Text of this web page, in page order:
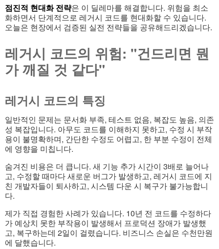
점진적 현대화 전략은 이 딜레마를 해결합니다. 위험을 최소
화하면서 단계적으로 레거시 코드를 현대화할 수 있습니다.
오늘은 현장에서 검증된 실전 전략들을 공유해드리겠습니다.
레거시 코드의 위험: "건드리면 뭔
가 깨질 것 같다"
레거시 코드의 특징
일반적인 문제는 문서화 부족, 테스트 없음, 복잡도 높음, 의존
성 복잡입니다. 아무도 코드를 이해하지 못하고, 수정 시 부작
용이 불명확하며, 간단한 수정도 어렵고, 한 부분 수정이 전체
에 영향을 미칩니다.
숨겨진 비용은 더 큽니다. 새 기능 추가 시간이 3배로 늘어나
고, 수정할 때마다 새로운 버그가 발생하고, 레거시 코드에 지
친 개발자들이 퇴사하고, 시스템 다운 시 복구가 불가능합니
다.
제가 직접 경험한 사례가 있습니다. 10년 전 코드를 수정하다
가 예상치 못한 부작용이 발생해서 프로덕션 장애가 발생했
고, 복구하는데 2일이 걸렸습니다. 비즈니스 손실은 수천만원
에 달했습니다.